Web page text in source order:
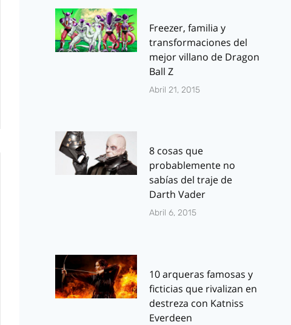
Freezer, familia y
transformaciones del
mejor villano de Dragon
Ball Z
Abril 21, 2015
8 cosas que
probablemente no
sabías del traje de
Darth Vader
Abril 6, 2015
10 arqueras famosas y
ficticias que rivalizan en
destreza con Katniss
Everdeen